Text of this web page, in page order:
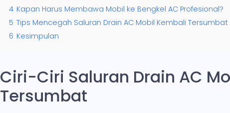
4 Kapan Harus Membawa Mobil ke Bengkel AC Profesional?
5 Tips Mencegah Saluran Drain AC Mobil Kembali Tersumbat
6 Kesimpulan
Ciri-Ciri Saluran Drain AC
Tersumbat